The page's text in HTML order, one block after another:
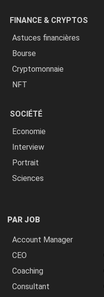
FINANCE & CRYPTOS
Astuces financières
Bourse
Cryptomonnaie
NFT
SOCIÉTÉ
Economie
Interview
Portrait
Sciences
PAR JOB
Account Manager
CEO
Coaching
Consultant